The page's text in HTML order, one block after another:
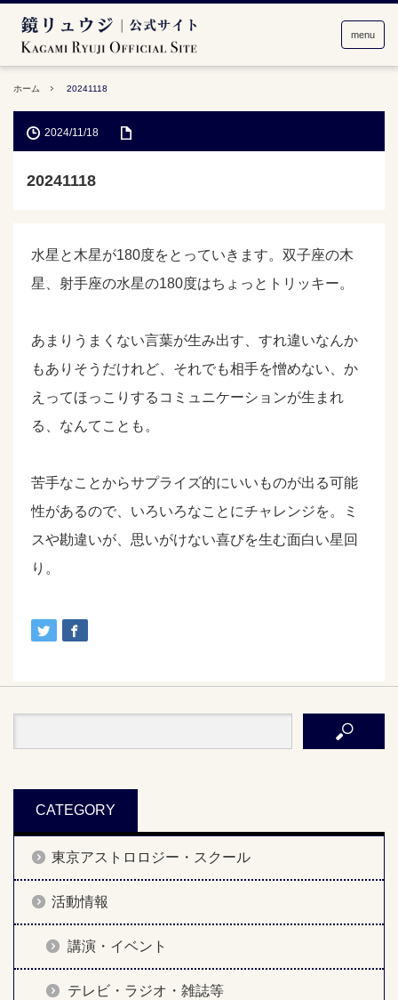
menu
ホーム 20241118
2024/11/18
20241118
水星と木星が180度をとっていきます。双子座の木
星、射手座の水星の180度はちょっとトリッキー。
あまりうまくない言葉が生み出す、すれ違いなんか
もありそうだけれど、それでも相手を憎めない、か
えってほっこりするコミュニケーションが生まれ
る、なんてことも。
苦手なことからサプライズ的にいいものが出る可能
性があるので、いろいろなことにチャレンジを。ミ
スや勘違いが、思いがけない喜びを生む面白い星回
り。
CATEGORY
東京アストロロジー・スクール
活動情報
講演・イベント
テレビ・ラジオ・雑誌等